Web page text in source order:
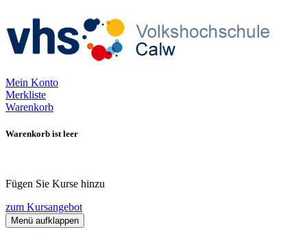
Mein Konto
Merkliste
Warenkorb
Warenkorb ist leer
Fügen Sie Kurse hinzu
zum Kursangebot
Menü aufklappen